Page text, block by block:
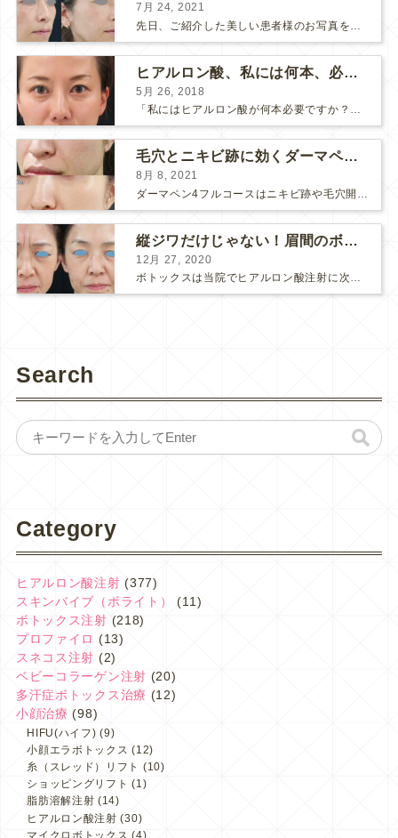
7月 24, 2021
先日、ご紹介した美しい患者様のお写真を使わせていただいて、おでこのヒアルロン酸注射について説明します。 （≫ 写真の患者様の経過はこちら『２年間で若返って綺麗になられた患者様』） なぜおでこに...
ヒアルロン酸、私には何本、必要ですか？
5月 26, 2018
「私にはヒアルロン酸が何本必要ですか？」 診察の時によく聞かれますが、なかなか難しい質問です。 どこまでこだわってキレイにしたいかによって 使うヒアルロン酸の量が変わるからです。 前回もご紹介させ...
毛穴とニキビ跡に効くダーマペン４フルコース
8月 8, 2021
ダーマペン4フルコースはニキビ跡や毛穴開きで悩まれている方に自信を持ってお勧めできる美肌治療です。 ↑ ダーマペン4フルコースを4回行いました。 ニキビ跡と毛穴開きが改善して肌のキメが整いまし...
縦ジワだけじゃない！眉間のボトックス注射
12月 27, 2020
ボトックスは当院でヒアルロン酸注射に次いで人気のある治療です。 私自身、美容治療が制限されていた妊娠・授乳中に一番やりたかったのはボトックスで、 「ボトックスが世の中から無くなったら困る！」と...
Search
Category
ヒアルロン酸注射 (377)
スキンバイブ（ボライト）
(11)
ボトックス注射 (218)
プロファイロ (13)
スネコス注射 (2)
ベビーコラーゲン注射 (20)
多汗症ボトックス治療 (12)
小顔治療 (98)
HIFU(ハイフ) (9)
小顔エラボトックス (12)
糸（スレッド）リフト (10)
ショッピングリフト (1)
脂肪溶解注射 (14)
ヒアルロン酸注射 (30)
マイクロボトックス (4)